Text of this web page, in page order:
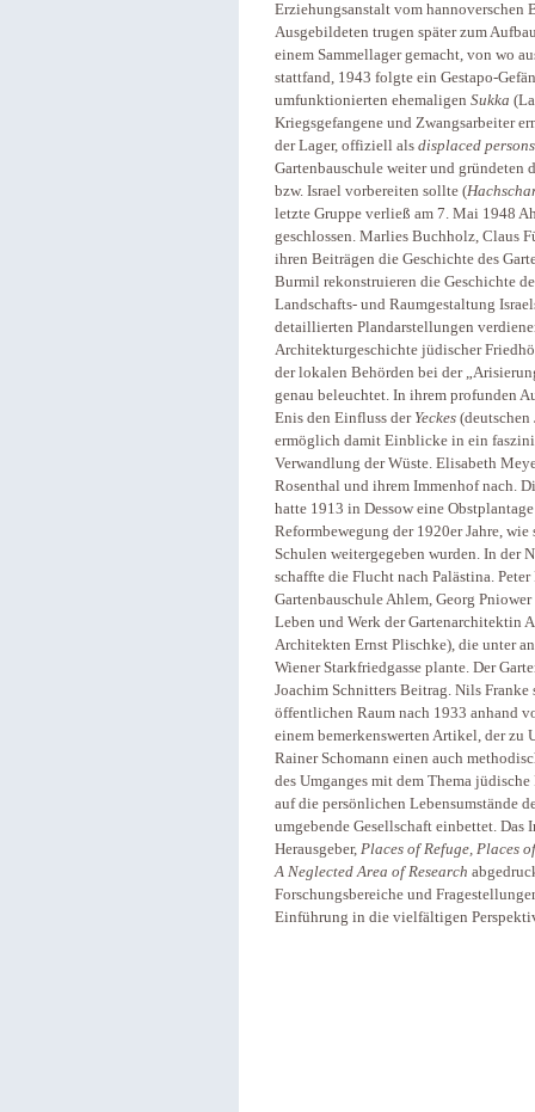
Erziehungsanstalt vom
Ausgebildeten trugen später zum
einem Sammellager gemacht, von wo
stattfand, 1943 folgte ein Gestapo-
umfunktionierten ehemaligen Sukka
Kriegsgefangene und Zwangsarbeiter
der Lager, offiziell als displaced persons
Gartenbauschule weiter und gründeten
bzw. Israel vorbereiten sollte (
letzte Gruppe verließ am 7. Mai 1948
geschlossen. Marlies Buchholz, Claus
ihren Beiträgen die Geschichte des
Burmil rekonstruieren die Geschichte
Landschafts- und Raumgestaltung
detaillierten Plandarstellungen
Architekturgeschichte jüdischer
der lokalen Behörden bei der
genau beleuchtet. In ihrem profunden
Enis den Einfluss der Yeckes (deutschen
ermöglich damit Einblicke in ein
Verwandlung der Wüste. Elisabeth
Rosenthal und ihrem Immenhof nach.
hatte 1913 in Dessow eine
Reformbewegung der 1920er Jahre,
Schulen weitergegeben wurden. In der
schaffte die Flucht nach Palästina.
Gartenbauschule Ahlem, Georg
Leben und Werk der Gartenarchitektin
Architekten Ernst Plischke), die unter
Wiener Starkfriedgasse plante. Der
Joachim Schnitters Beitrag. Nils
öffentlichen Raum nach 1933 anhand
einem bemerkenswerten Artikel, der zu
Rainer Schomann einen auch
des Umganges mit dem Thema
auf die persönlichen Lebensumstände
umgebende Gesellschaft einbettet. Das
Herausgeber, Places of Refuge, Places
A Neglected Area of Research
Forschungsbereiche und
Einführung in die vielfältigen